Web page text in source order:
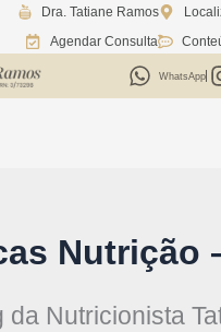
Dra. Tatiane Ramos
Agendar Consulta
WhatsApp
Nutrição
da Nutricionista